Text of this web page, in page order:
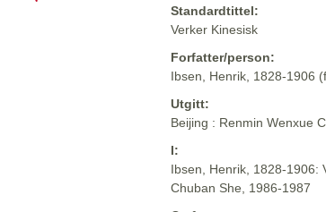
Standardtittel:
Verker Kinesisk
Forfatter/person:
Ibsen, Henrik, 1828-1906
Utgitt:
Beijing : Renmin Wenxue
I:
Ibsen, Henrik, 1828-1906:
Chuban She, 1986-1987